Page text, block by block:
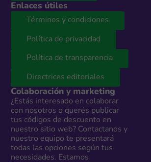
Enlaces útiles
Términos y condiciones
Política de privacidad
Política de transparencia
Directrices editoriales
Colaboración y marketing
¿Estás interesado en colaborar
con nosotros o querés publicar
tus códigos de descuento en
nuestro sitio web? Contactanos y
nuestro equipo te presentará
todas las opciones según tus
necesidades. Estamos